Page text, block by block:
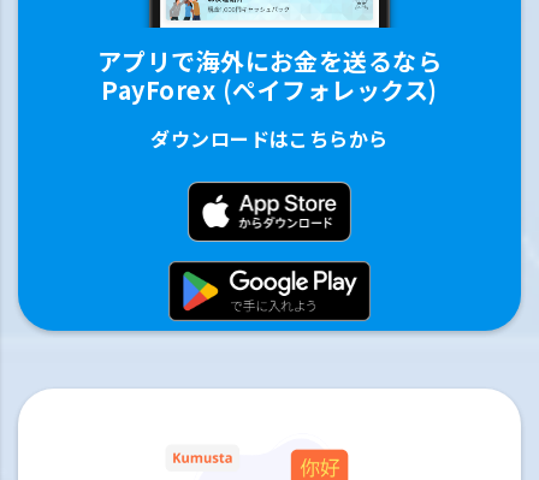
アプリで海外にお金を送るなら
PayForex (ペイフォレックス)
ダウンロードはこちらから